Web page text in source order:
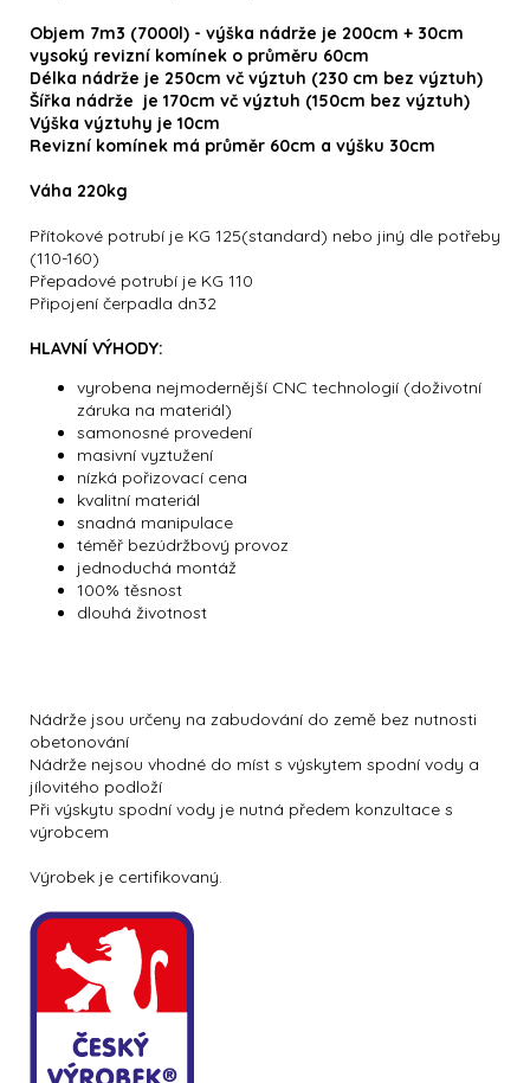
Objem 7m3 (7000l) - výška nádrže je 200cm + 30cm
vysoký revizní komínek o průměru 60cm
Délka nádrže je 250cm vč výztuh (230 cm bez výztuh)
Šířka nádrže je 170cm vč výztuh (150cm bez výztuh)
Výška výztuhy je 10cm
Revizní komínek má průměr 60cm a výšku 30cm
Váha 220kg
Přítokové potrubí je KG 125(standard) nebo jiný dle potřeby
(110-160)
Přepadové potrubí je KG 110
Připojení čerpadla dn32
HLAVNÍ VÝHODY:
vyrobena nejmodernější CNC technologií (doživotní
záruka na materiál)
samonosné provedení
masivní vyztužení
nízká pořizovací cena
kvalitní materiál
snadná manipulace
téměř bezúdržbový provoz
jednoduchá montáž
100% těsnost
dlouhá životnost
Nádrže jsou určeny na zabudování do země bez nutnosti
obetonování
Nádrže nejsou vhodné do míst s výskytem spodní vody a
jílovitého podloží
Při výskytu spodní vody je nutná předem konzultace s
výrobcem
Výrobek je certifikovaný.